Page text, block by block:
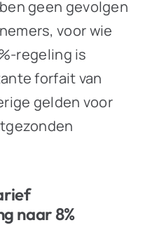
geen gevolgen
voor wie
regeling is
forfait van
gelden voor
naar 8%